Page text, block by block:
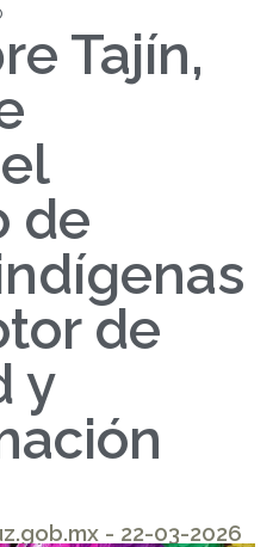
Tajín,
de
de
y
- 22-03-2026